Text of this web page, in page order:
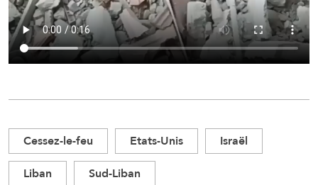
Cessez-le-feu Etats-Unis
Israël
Liban
Sud-Liban